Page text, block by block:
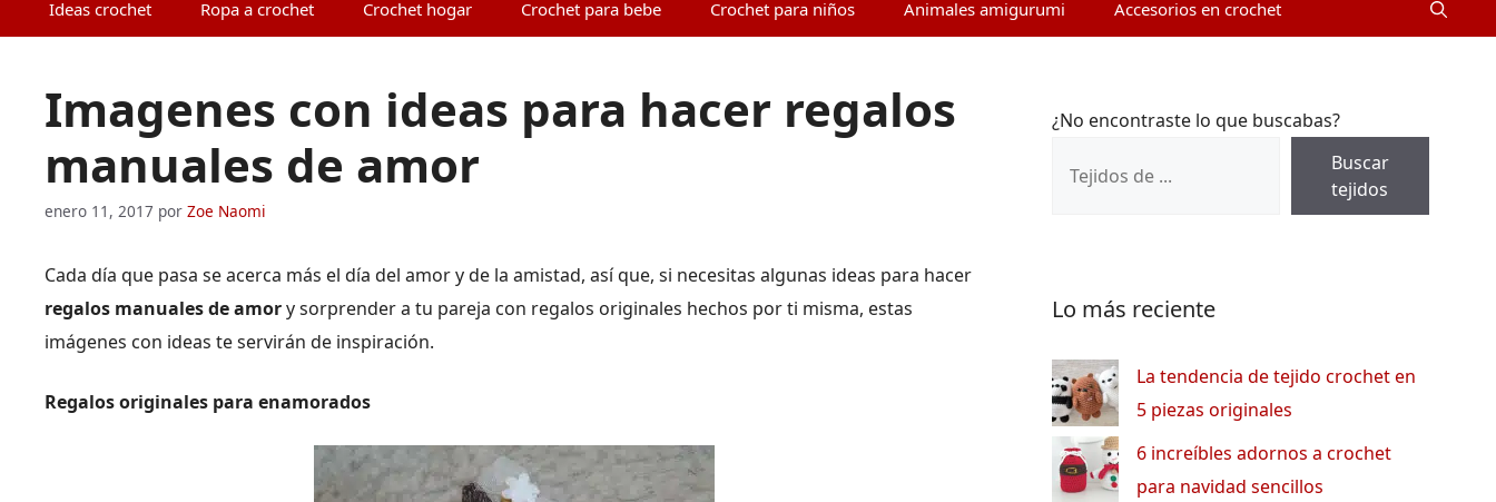
Ideas crochet Ropa a crochet Crochet hogar Crochet para bebe Crochet para niños Animales amigurumi Accesorios en crochet
Imagenes con ideas para hacer regalos
manuales de amor
enero 11, 2017 por Zoe Naomi
Cada día que pasa se acerca más el día del amor y de la amistad, así que, si necesitas algunas ideas para hacer
regalos manuales de amory sorprender a tu pareja con regalos originales hechos por ti misma, estas
imágenes con ideas te servirán de inspiración.
Regalos originales para enamorados
¿No encontraste lo que buscabas?
Buscar
tejidos
Lo más reciente
La tendencia de tejido crochet en
5 piezas originales
6 increíbles adornos a crochet
para navidad sencillos